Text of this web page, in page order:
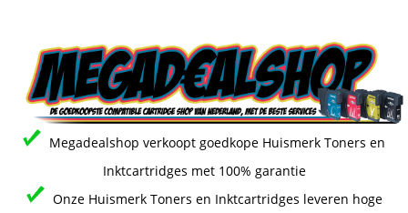
Megadealshop verkoopt goedkope Huismerk Toners en
Inktcartridges met 100% garantie
Onze Huismerk Toners en Inktcartridges leveren hoge